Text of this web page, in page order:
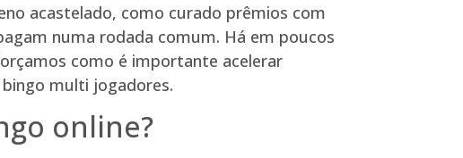
acastelado, como curado prêmios com
numa rodada comum. Há em poucos
como é importante acelerar
multi jogadores.
online?